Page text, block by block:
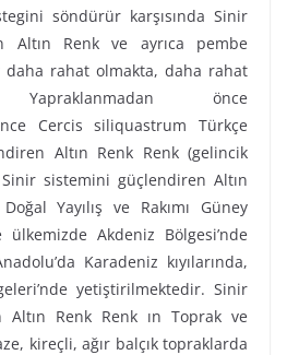
söndürür karşısında Sinir
Altın Renk ve ayrıca pembe
rahat olmakta, daha rahat
Yapraklanmadan önce
Cercis siliquastrum Türkçe
Altın Renk Renk (gelincik
Sinir sistemini güçlendiren Altın
Yayılış ve Rakımı Güney
Akdeniz Bölgesi’nde
Karadeniz kıyılarında,
yetiştirilmektedir. Sinir
Renk Renk ın Toprak ve
kireçli, ağır balçık topraklarda